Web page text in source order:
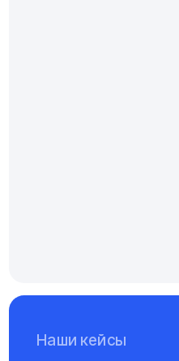
Наши кейсы